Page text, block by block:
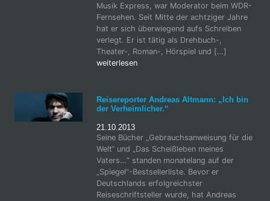
Musik Express, war Moderator beim WDR-
Fernsehen. Seit Mitte der achtziger Jahre
hat er sich überwiegend aufs Schreiben
verlegt. Er ist tätig als Drehbuch-,
Theater-, Roman-, Hörspiel und […]
weiterlesen
Reisereporter Andreas Altmann: „Ich bin
der Verheimlicher.“
21.10.2013
Seine Bücher „Gebrauchsanweisung für die
Welt“ und „Das Scheißleben meines
Vaters…“ standen monatelang auf der
„Spiegel“-Bestsellerliste. Bevor er
Deutschlands erfolgreichster
Reiseschriftsteller wurde, hat Andreas